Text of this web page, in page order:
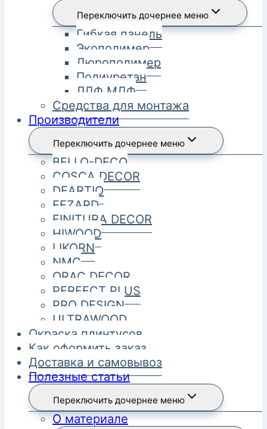
Переключить дочернее меню
Гибкая панель
Экополимер
Дюрополимер
Полиуретан
ЛДФ МДФ
Средства для монтажа
Производители
Переключить дочернее меню
BELLO-DECO
COSCA DECOR
DEARTIO
FEZARD
FINITURA DECOR
HIWOOD
LIKORN
NMC
ORAC DECOR
PERFECT PLUS
PRO DESIGN
ULTRAWOOD
Окраска плинтусов
Как оформить заказ
Доставка и самовывоз
Полезные статьи
Переключить дочернее меню
О материале